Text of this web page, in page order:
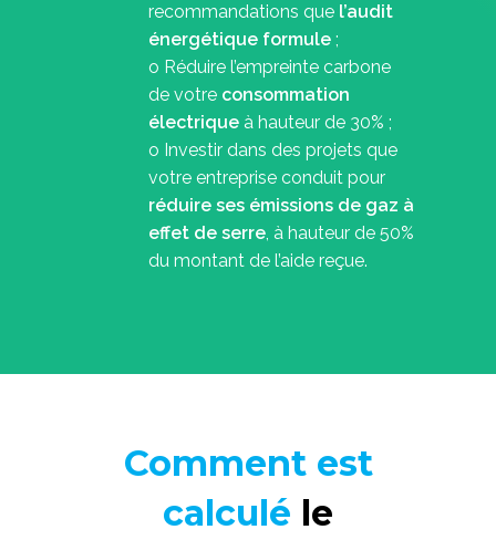
recommandations que l’audit
énergétique formule ;
o Réduire l’empreinte carbone
de votre consommation
électrique à hauteur de 30% ;
o Investir dans des projets que
votre entreprise conduit pour
réduire ses émissions de gaz à
effet de serre, à hauteur de 50%
du montant de l’aide reçue.
Comment est
calculé le